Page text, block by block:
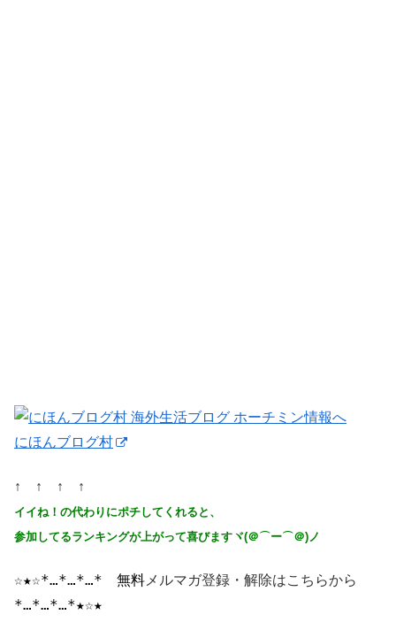
にほんブログ村
↑ ↑ ↑ ↑
イイね！の代わりにポチしてくれると、
参加してるランキングが上がって喜びますヾ(＠⌒ー⌒＠)ノ
☆★☆*…*…*…* 無料メルマガ登録・解除はこちらから
*…*…*…*★☆★